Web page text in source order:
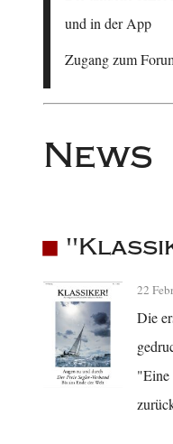
und in der App
Zugang zum
News
22
Die
"Eine